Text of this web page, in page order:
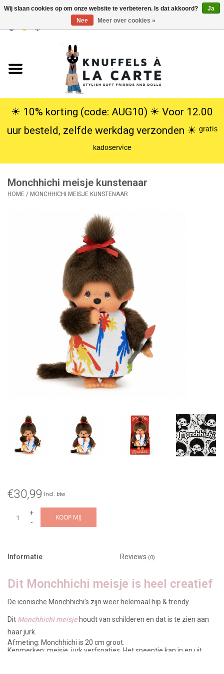
USD
Knuffels
Poppen
SALE
Cadeauservice
☀︎ 10% korting (code: AUG10) ☀︎ Voor 12.00
uur besteld, zelfde werkdag verzonden ☀︎ ᵍʳᵃᵗⁱˢ
ᵏᵃᵈᵒˢᵉʳᵛⁱᶜᵉ
Monchhichi meisje kunstenaar
HOME / MONCHHICHI MEISJE KUNSTENAAR
€30,99 Incl. btw
+
-
KOOP MIJ
Informatie Reviews (0)
Dit Monchhichi meisje is heel creatief
De iconische Monchhichi’s zijn weer helemaal hip & trendy.
Dit Monchhichi meisjehoudt van schilderen en dat is te zien aan
haar jurk.
Afmeting: Monchhichi is 20 cm groot.
Kenmerken: meisje, jurk verfspatjes. Het speentje kan in en uit
Wij slaan cookies op om onze website te verbeteren. Is dat akkoord?
Ja
Nee
Meer over cookies »